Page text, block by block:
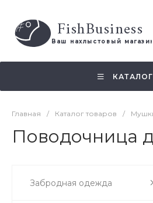
FishBusiness
Ваш нахлыстовый магазин
Главная / Каталог товаров /
Поводочница
Забродная одежда